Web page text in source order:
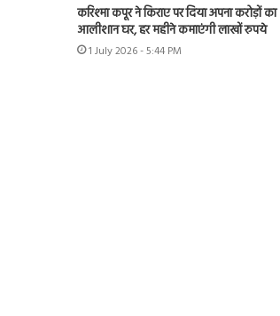
करिश्मा कपूर ने किराए पर दिया अपना करोड़ों का
आलीशान घर, हर महीने कमाएंगी लाखों रुपये
1 July 2026 - 5:44 PM